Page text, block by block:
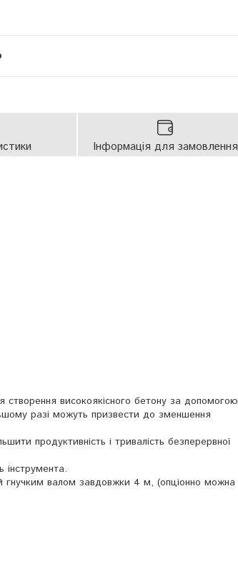
Інформація для замовлення
створення високоякісного бетону за допомогою
разі можуть призвести до зменшення
продуктивність і тривалість безперервної
інструмента.
гнучким валом завдовжки 4 м, (опціонно можна